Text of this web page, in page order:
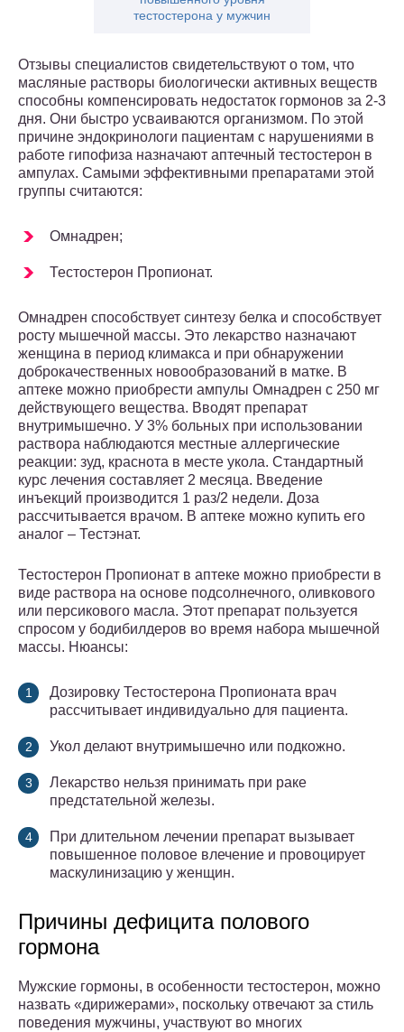
тестостерона у мужчин
Отзывы специалистов свидетельствуют о том, что
масляные растворы биологически активных веществ
способны компенсировать недостаток гормонов за 2-3
дня. Они быстро усваиваются организмом. По этой
причине эндокринологи пациентам с нарушениями в
работе гипофиза назначают аптечный тестостерон в
ампулах. Самыми эффективными препаратами этой
группы считаются:
Омнадрен;
Тестостерон Пропионат.
Омнадрен способствует синтезу белка и способствует
росту мышечной массы. Это лекарство назначают
женщина в период климакса и при обнаружении
доброкачественных новообразований в матке. В
аптеке можно приобрести ампулы Омнадрен с 250 мг
действующего вещества. Вводят препарат
внутримышечно. У 3% больных при использовании
раствора наблюдаются местные аллергические
реакции: зуд, краснота в месте укола. Стандартный
курс лечения составляет 2 месяца. Введение
инъекций производится 1 раз/2 недели. Доза
рассчитывается врачом. В аптеке можно купить его
аналог – Тестэнат.
Тестостерон Пропионат в аптеке можно приобрести в
виде раствора на основе подсолнечного, оливкового
или персикового масла. Этот препарат пользуется
спросом у бодибилдеров во время набора мышечной
массы. Нюансы:
Дозировку Тестостерона Пропионата врач
рассчитывает индивидуально для пациента.
Укол делают внутримышечно или подкожно.
Лекарство нельзя принимать при раке
предстательной железы.
При длительном лечении препарат вызывает
повышенное половое влечение и провоцирует
маскулинизацию у женщин.
Причины дефицита полового
гормона
Мужские гормоны, в особенности тестостерон, можно
назвать «дирижерами», поскольку отвечают за стиль
поведения мужчины, участвуют во многих